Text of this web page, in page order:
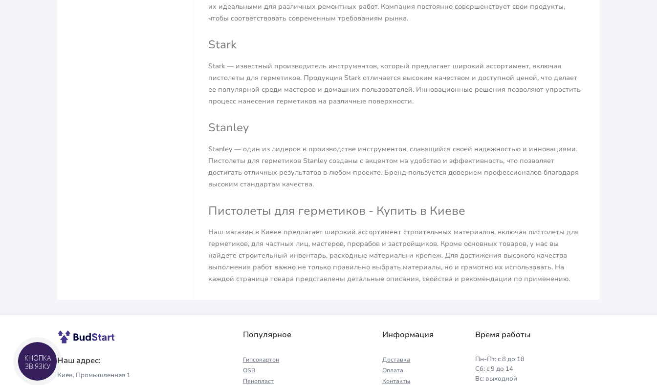
их идеальными для различных ремонтных работ. Компания постоянно совершенствует свои продукты,
чтобы соответствовать современным требованиям рынка.
Stark
Stark — известный производитель инструментов, который предлагает широкий ассортимент, включая
пистолеты для герметиков. Продукция Stark отличается высоким качеством и доступной ценой, что делает
ее популярной среди мастеров и домашних пользователей. Инновационные решения позволяют упростить
процесс нанесения герметиков на различные поверхности.
Stanley
Stanley — один из лидеров в производстве инструментов, славящийся своей надежностью и инновациями.
Пистолеты для герметиков Stanley созданы с акцентом на удобство и эффективность, что позволяет
достигать отличных результатов в любом проекте. Бренд пользуется доверием профессионалов благодаря
высоким стандартам качества.
Пистолеты для герметиков - Купить в Киеве
Наш магазин в Киеве предлагает широкий ассортимент строительных материалов, включая пистолеты для
герметиков, для частных лиц, мастеров, прорабов и застройщиков. Кроме основных товаров, у нас вы
найдете строительный инвентарь, расходные материалы и крепеж. Для достижения высокого качества
выполнения работ важно не только правильно выбрать материалы, но и грамотно их использовать. На
каждой странице товара представлены детальные описания, свойства и рекомендации по применению.
Наш адрес:
Киев, Промышленная 1
Популярное
Гипсокартон
OSB
Пенопласт
Информация
Доставка
Оплата
Контакты
Время работы
Пн-Пт: с 8 до 18
Сб: с 9 до 14
Вс: выходной
КНОПКА
ЗВ'ЯЗКУ